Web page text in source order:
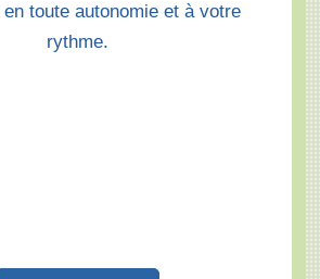
toute autonomie et à votre
rythme.